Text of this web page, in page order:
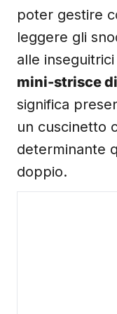
poter gestire
leggere gli
alle
mini-strisce
significa
un cuscinetto
determinante
doppio.